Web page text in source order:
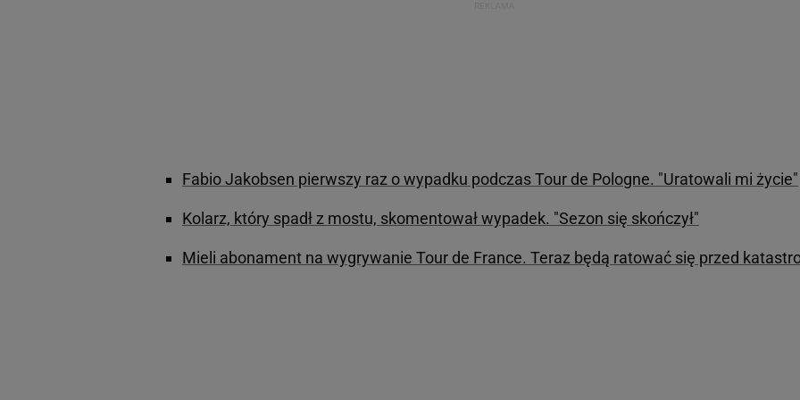
Fabio Jakobsen pierwszy raz o wypadku podczas Tour de Pologne. "Uratowali mi życie"
Kolarz, który spadł z mostu, skomentował wypadek. "Sezon się skończył"
Mieli abonament na wygrywanie Tour de France. Teraz będą ratować się przed